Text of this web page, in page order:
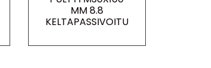
MM 8.8
KELTAPASSIVOITU